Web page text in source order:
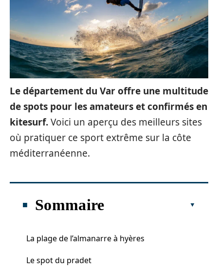
Le département du Var offre une multitude
de spots pour les amateurs et confirmés en
kitesurf.Voici un aperçu des meilleurs sites
où pratiquer ce sport extrême sur la côte
méditerranéenne.
Sommaire
La plage de l’almanarre à hyères
Le spot du pradet